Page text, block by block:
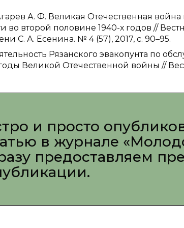
А. Ф. Великая Отечественная
во второй половине 1940-х годов //
С. А. Есенина. № 4 (57), 2017, с. 90–95.
Рязанского эвакопунта по
Великой Отечественной войны //
и просто
в журнале
предоставляем